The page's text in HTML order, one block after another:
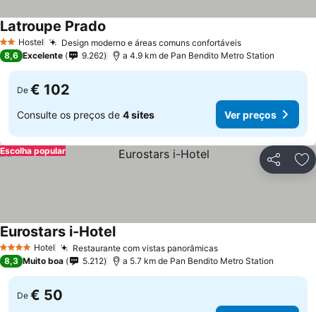
2 Estrelas
Hostel Design moderno e áreas comuns confortáveisVer preços
Latroupe Prado
8,6 Excelente 9.262 a 4.9 km de Pan Bendito Metro Station
De € 102
Consulte os preços de 4 sites Ver preços
Partilhar
Escolha popular
4 EstrelasHotel Restaurante com vistas panorâmicasVer preços
Eurostars i-HotelVer preços
8,3 Muito boa 5.212 a 5.7 km de Pan Bendito Metro Station
De € 50